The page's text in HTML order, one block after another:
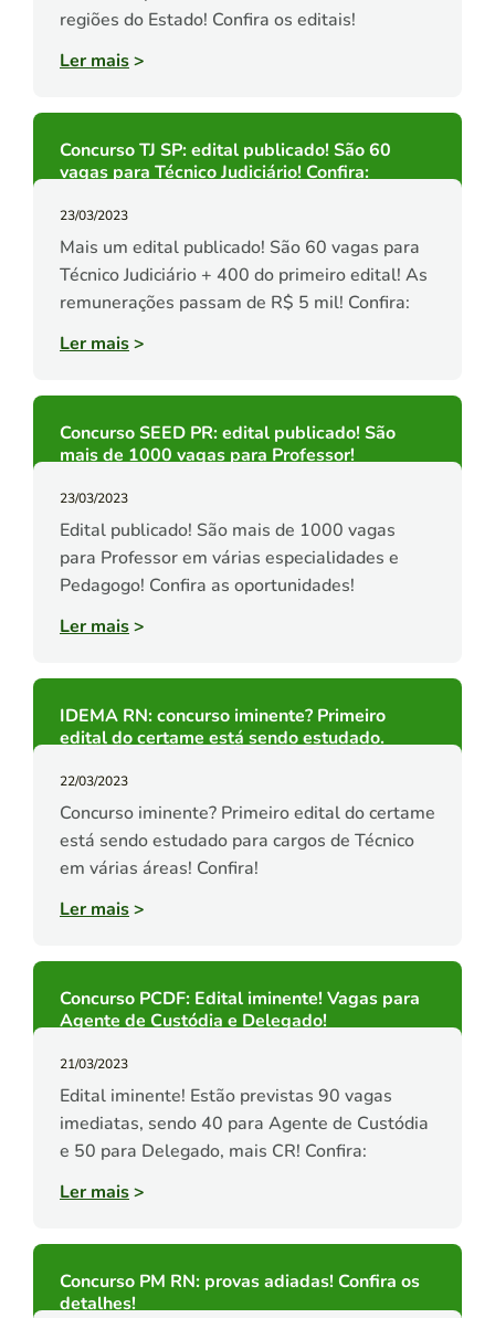
regiões do Estado! Confira os editais!
Ler mais>
Concurso TJ SP: edital publicado! São 60
vagas para Técnico Judiciário! Confira:
23/03/2023
Mais um edital publicado! São 60 vagas para
Técnico Judiciário + 400 do primeiro edital! As
remunerações passam de R$ 5 mil! Confira:
Ler mais>
Concurso SEED PR: edital publicado! São
mais de 1000 vagas para Professor!
23/03/2023
Edital publicado! São mais de 1000 vagas
para Professor em várias especialidades e
Pedagogo! Confira as oportunidades!
Ler mais>
IDEMA RN: concurso iminente? Primeiro
edital do certame está sendo estudado.
22/03/2023
Concurso iminente? Primeiro edital do certame
está sendo estudado para cargos de Técnico
em várias áreas! Confira!
Ler mais>
Concurso PCDF: Edital iminente! Vagas para
Agente de Custódia e Delegado!
21/03/2023
Edital iminente! Estão previstas 90 vagas
imediatas, sendo 40 para Agente de Custódia
e 50 para Delegado, mais CR! Confira:
Ler mais>
Concurso PM RN: provas adiadas! Confira os
detalhes!